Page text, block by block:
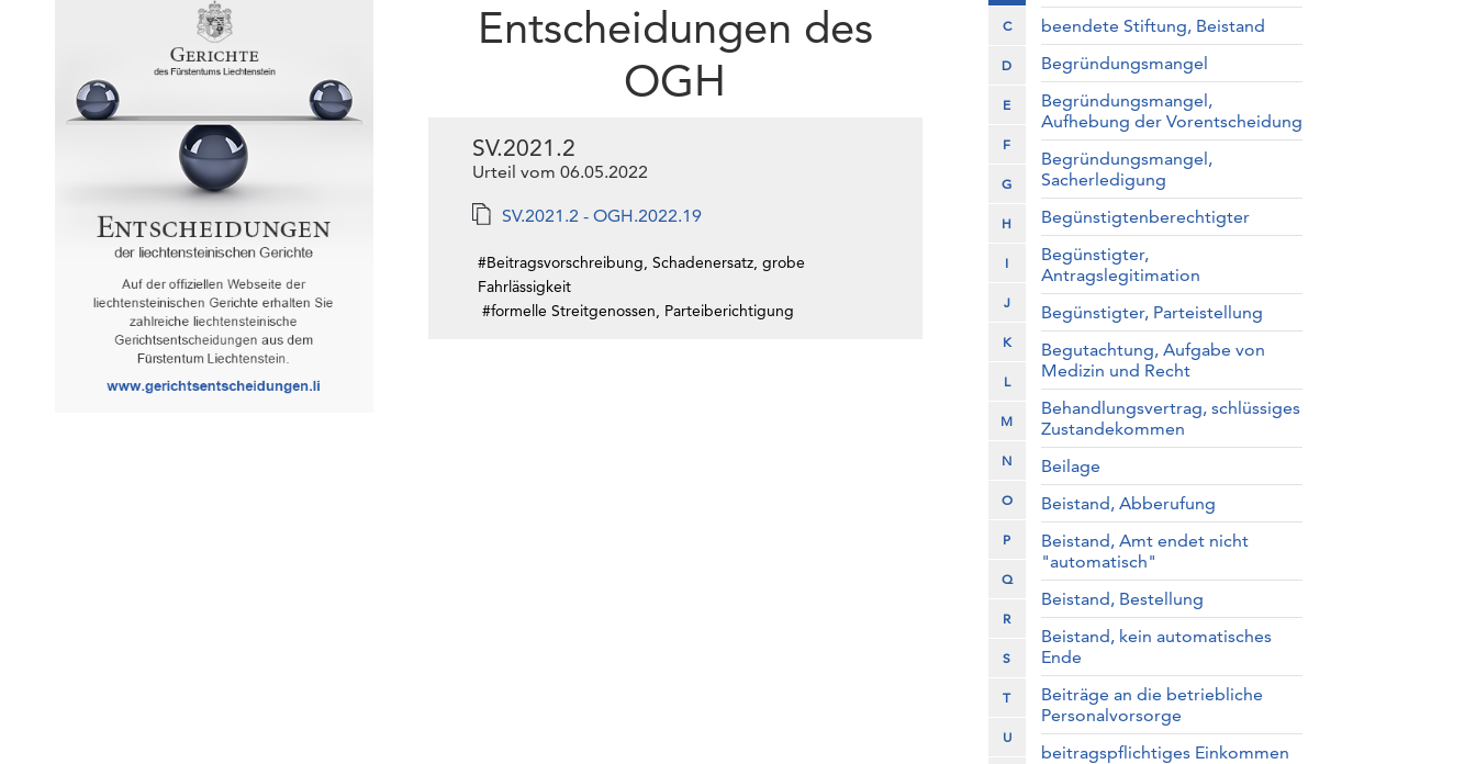
Entscheidungen des
OGH
SV.2021.2
Urteil vom 06.05.2022
SV.2021.2 - OGH.2022.19
#Beitragsvorschreibung, Schadenersatz, grobe
Fahrlässigkeit
#formelle Streitgenossen, Parteiberichtigung
C
D
E
F
G
H
I
J
K
L
M
N
O
P
Q
R
S
T
U
beendete Stiftung, Beistand
Begründungsmangel
Begründungsmangel,
Aufhebung der Vorentscheidung
Begründungsmangel,
Sacherledigung
Begünstigtenberechtigter
Begünstigter,
Antragslegitimation
Begünstigter, Parteistellung
Begutachtung, Aufgabe von
Medizin und Recht
Behandlungsvertrag, schlüssiges
Zustandekommen
Beilage
Beistand, Abberufung
Beistand, Amt endet nicht
"automatisch"
Beistand, Bestellung
Beistand, kein automatisches
Ende
Beiträge an die betriebliche
Personalvorsorge
beitragspflichtiges Einkommen